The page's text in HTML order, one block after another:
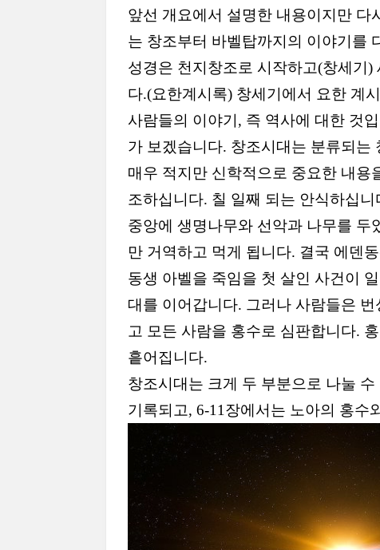
앞선 개요에서 설명한 내용이지만
는 창조부터 바벨탑까지의 이야기를
성경은 천지창조로 시작하고(창세기 )
다.(요한계시록) 창세기에서 요한 계
사람들의 이야기 , 즉 역사에 대한 것
가 보겠습니다. 창조시대는 분류되는
매우 적지만 신학적으로 중요한 내용
조하십니다. 칠 일째 되는 안식하십니
중앙에 생명나무와 선악과 나무를 두
만 거역하고 먹게 됩니다. 결국 에덴
동생 아벨을 죽임을 첫 살인 사건이
대를 이어갑니다. 그러나 사람들은 번
고 모든 사람을 홍수로 심판합니다.
흩어집니다.
창조시대는 크게 두 부분으로 나눌 수
기록되고, 6-11장에서는 노아의 홍수